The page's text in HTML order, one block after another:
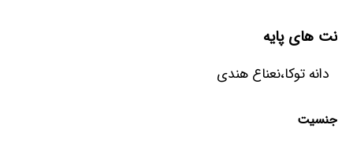
نت های پایه
دانه توکا،نعناع هندی
جنسیت